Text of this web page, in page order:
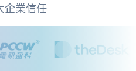
企業信任